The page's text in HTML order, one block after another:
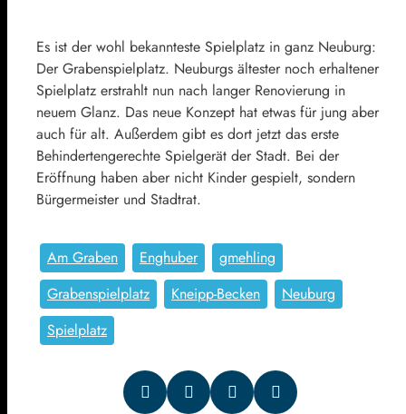
Es ist der wohl bekannteste Spielplatz in ganz Neuburg:
Der Grabenspielplatz. Neuburgs ältester noch erhaltener
Spielplatz erstrahlt nun nach langer Renovierung in
neuem Glanz. Das neue Konzept hat etwas für jung aber
auch für alt. Außerdem gibt es dort jetzt das erste
Behindertengerechte Spielgerät der Stadt. Bei der
Eröffnung haben aber nicht Kinder gespielt, sondern
Bürgermeister und Stadtrat.
Am Graben Enghuber
gmehling
Grabenspielplatz
Kneipp-Becken
Neuburg
Spielplatz